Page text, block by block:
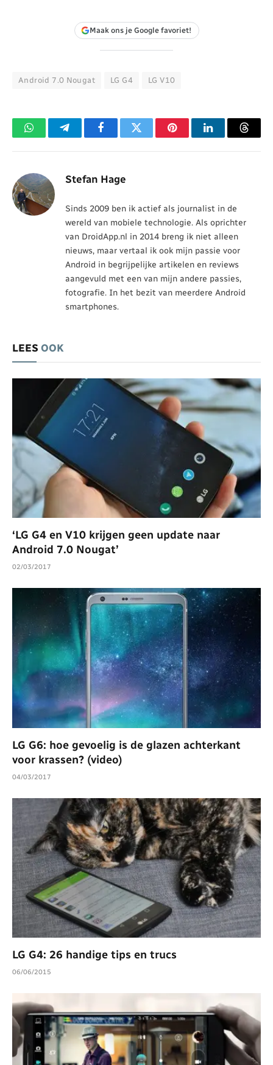
Maak ons je Google favoriet!
Android 7.0 Nougat LG G4 LG V10
WhatsAppTelegramFacebookTwitter PinterestLinkedIn
Stefan Hage
Sinds 2009 ben ik actief als journalist in de
wereld van mobiele technologie. Als oprichter
van DroidApp.nl in 2014 breng ik niet alleen
nieuws, maar vertaal ik ook mijn passie voor
Android in begrijpelijke artikelen en reviews
aangevuld met een van mijn andere passies,
fotografie. In het bezit van meerdere Android
smartphones.
LEES OOK
‘LG G4 en V10 krijgen geen update naar
Android 7.0 Nougat’
02/03/2017
LG G6: hoe gevoelig is de glazen achterkant
voor krassen? (video)
04/03/2017
LG G4: 26 handige tips en trucs
06/06/2015